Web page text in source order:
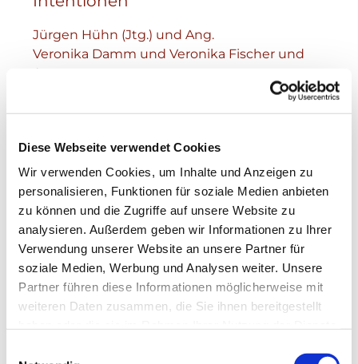
Diese Webseite verwendet Cookies
Wir verwenden Cookies, um Inhalte und Anzeigen zu
personalisieren, Funktionen für soziale Medien anbieten
zu können und die Zugriffe auf unsere Website zu
analysieren. Außerdem geben wir Informationen zu Ihrer
Verwendung unserer Website an unsere Partner für
soziale Medien, Werbung und Analysen weiter. Unsere
Partner führen diese Informationen möglicherweise mit
weiteren Daten zusammen, die Sie ihnen bereitgestellt
Jürgen Hühn (Jtg.) und Ang.
Veronika Damm und Veronika Fischer und
Ang.